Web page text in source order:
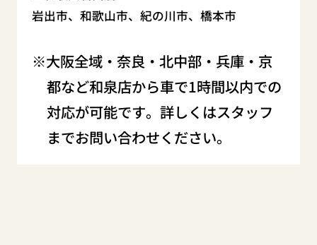
岩出市、和歌山市、紀の川市、橋本市
大阪全域・奈良・北中部・兵庫・京
都など和泉店から車で1時間以内での
対応が可能です。詳しくはスタッフ
までお問い合わせください。